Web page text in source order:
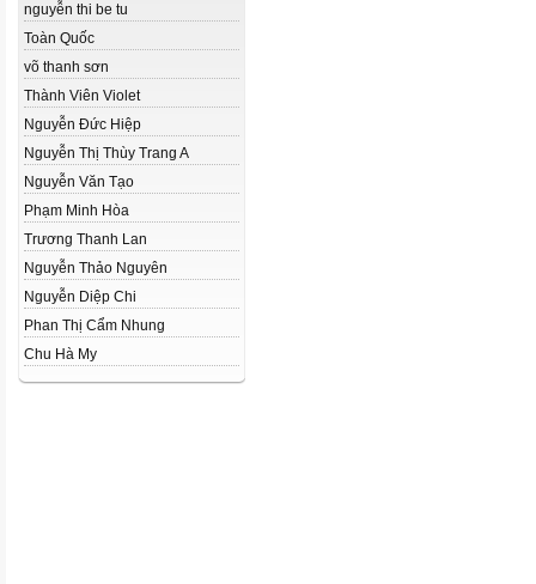
nguyễn thi be tu
Toàn Quốc
võ thanh sơn
Thành Viên Violet
Nguyễn Đức Hiệp
Nguyễn Thị Thùy Trang A
Nguyễn Văn Tạo
Phạm Minh Hòa
Trương Thanh Lan
Nguyễn Thảo Nguyên
Nguyễn Diệp Chi
Phan Thị Cẩm Nhung
Chu Hà My